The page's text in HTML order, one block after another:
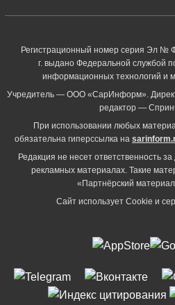
Регистрационный номер серия Эл №
г. выдано Федеральной службой
информационных технологий и
Учредитель — ООО «СарИнформ».
редактор —
При использовании любых
обязательна гиперссылка на
Редакция не несет ответственность
рекламных материалах. Такие
«Партнёрский
Сайт использует Cookie и